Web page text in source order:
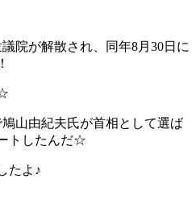
院が解散され、同年8月30日に
山由紀夫氏が首相として選ば
トしたんだ☆
たよ♪